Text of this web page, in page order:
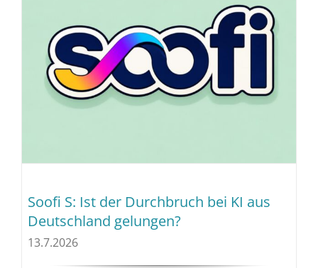
Soofi S: Ist der Durchbruch bei KI aus
Deutschland gelungen?
13.7.2026